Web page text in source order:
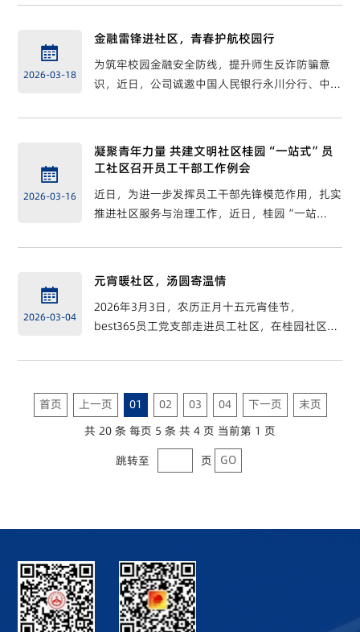
楼128教室成功开展“榜样引领方向，奋斗砥砺前

2026-03-18
金融雷锋进社区，青春护航校园行
为筑牢校园金融安全防线，提升师生反诈防骗意
识，近日，公司诚邀中国人民银行永川分行、中国
开展“金融雷锋进社区，青春护航校园行”金融反
诈主题活动，以多样形式普及...

2026-03-16
凝聚青年力量 共建文明社区桂园“一站式”员
工社区召开员工干部工作例会
近日，为进一步发挥员工干部先锋模范作用，扎实
推进社区服务与治理工作，近日，桂园“一站
指导老师辛伟、社区思政老师王凯主持本次会议。

2026-03-04
元宵暖社区，汤圆寄温情
2026年3月3日，农历正月十五元宵佳节，
best365员工党支部走进员工社区，在桂园社区开
在校学子送上热气腾腾的汤圆与节日祝福，让员
首页
上一页 01 02 03 04 下一页
末页
共 20 条 每页 5 条 共 4 页 当前第 1 页
跳转至
页 GO